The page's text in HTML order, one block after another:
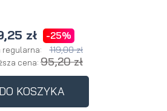
zł -25%
regularna: 119,00 zł
cena: 95,20 zł
DO KOSZYKA